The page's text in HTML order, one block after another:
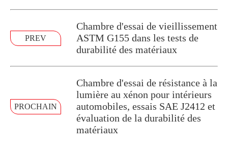
PREV
Chambre d'essai de vieillissement
ASTM G155 dans les tests de
durabilité des matériaux
PROCHAIN
Chambre d'essai de résistance à la
lumière au xénon pour intérieurs
automobiles, essais SAE J2412 et
évaluation de la durabilité des
matériaux